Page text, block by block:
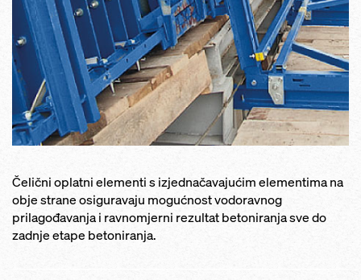
Čelični oplatni elementi s izjednačavajućim elementima na
obje strane osiguravaju mogućnost vodoravnog
prilagođavanja i ravnomjerni rezultat betoniranja sve do
zadnje etape betoniranja.